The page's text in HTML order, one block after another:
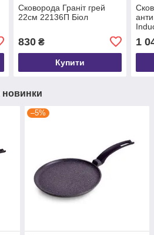
Сковорода Граніт грей
22см 22136П Біол
830₴
Купити
1
новинки
–5%